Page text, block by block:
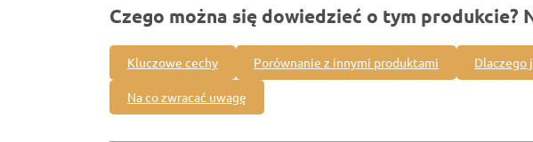
Czego można się dowiedzieć o tym produkcie?
Kluczowe cechy Porównanie z innymi produktami Dlaczego
Na co zwracać uwagę